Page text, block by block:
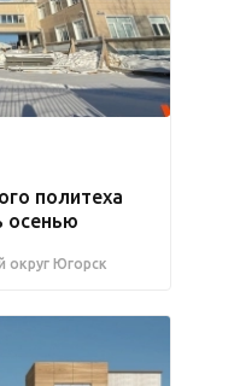
политеха
осенью
округ Югорск